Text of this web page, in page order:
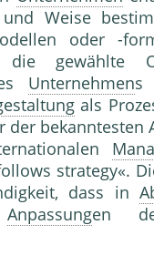
Weise
oder -
gewählte
Unternehmens
als
der bekanntesten
strategy«.
dass in
Anpassungen